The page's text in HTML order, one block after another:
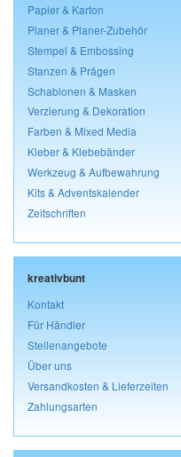
Papier & Karton
Planer & Planer-Zubehör
Stempel & Embossing
Stanzen & Prägen
Schablonen & Masken
Verzierung & Dekoration
Farben & Mixed Media
Kleber & Klebebänder
Werkzeug & Aufbewahrung
Kits & Adventskalender
Zeitschriften
kreativbunt
Kontakt
Für Händler
Stellenangebote
Über uns
Versandkosten & Lieferzeiten
Zahlungsarten